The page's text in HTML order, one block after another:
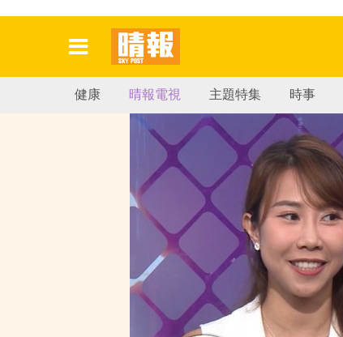
健康 晴報電視 主題特集 時事